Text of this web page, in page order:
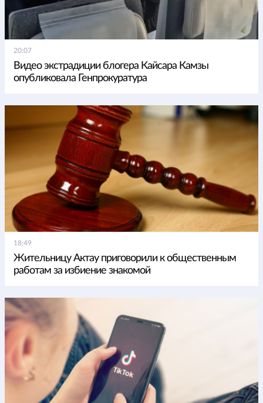
20:07
Видео экстрадиции блогера Кайсара Камзы
опубликовала Генпрокуратура
18:49
Жительницу Актау приговорили к общественным
работам за избиение знакомой